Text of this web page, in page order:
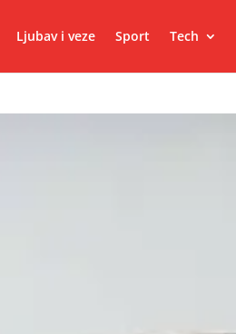
Ljubav i veze Sport Tech